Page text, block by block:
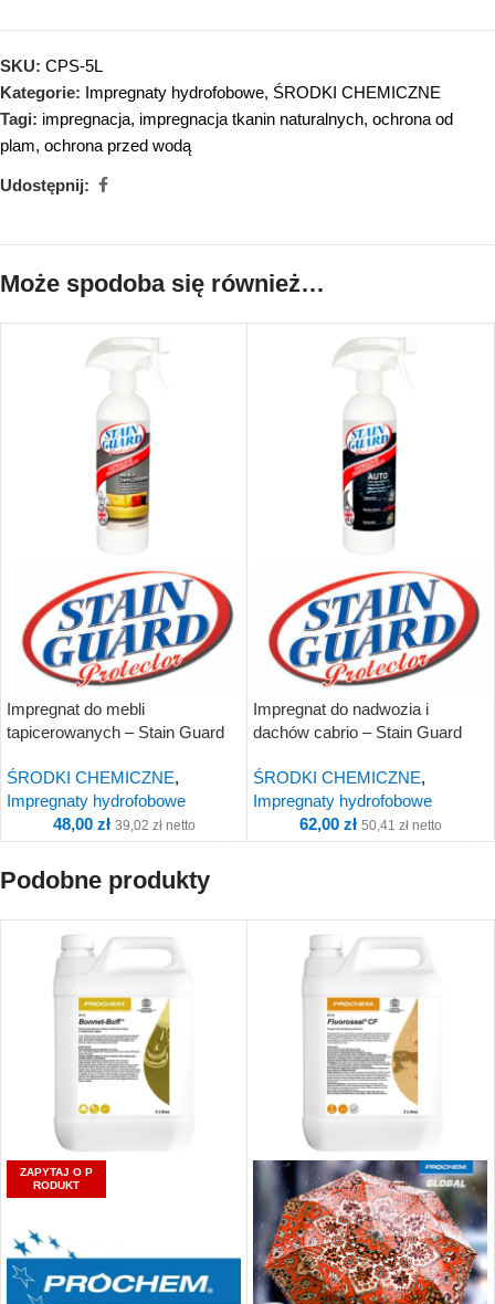
SKU: CPS-5L
Kategorie: Impregnaty hydrofobowe, ŚRODKI CHEMICZNE
Tagi: impregnacja, impregnacja tkanin naturalnych, ochrona od
plam, ochrona przed wodą
Udostępnij:
Może spodoba się również…
Impregnat do mebli
tapicerowanych – Stain Guard
ŚRODKI CHEMICZNE,
Impregnaty hydrofobowe
48,00 zł 39,02 złnetto
Kup i otrzymaj 5 Punkty!
Impregnat do nadwozia i
dachów cabrio – Stain Guard
ŚRODKI CHEMICZNE,
Impregnaty hydrofobowe
62,00 zł 50,41 złnetto
Podobne produkty
ZAPYTAJ O P
RODUKT